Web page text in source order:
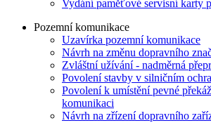
Vydání paměťové servisní karty
Pozemní komunikace
Uzavírka pozemní komunikace
Návrh na změnu dopravního
Zvláštní užívání - nadměrná
Povolení stavby v silničním
Povolení k umístění pevné
komunikaci
Návrh na zřízení dopravního